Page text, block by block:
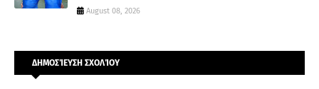
August 08, 2026
ΔΗΜΟΣΊΕΥΣΗ ΣΧΟΛΊΟΥ